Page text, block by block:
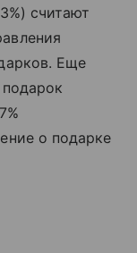
считают
Еще
о подарке